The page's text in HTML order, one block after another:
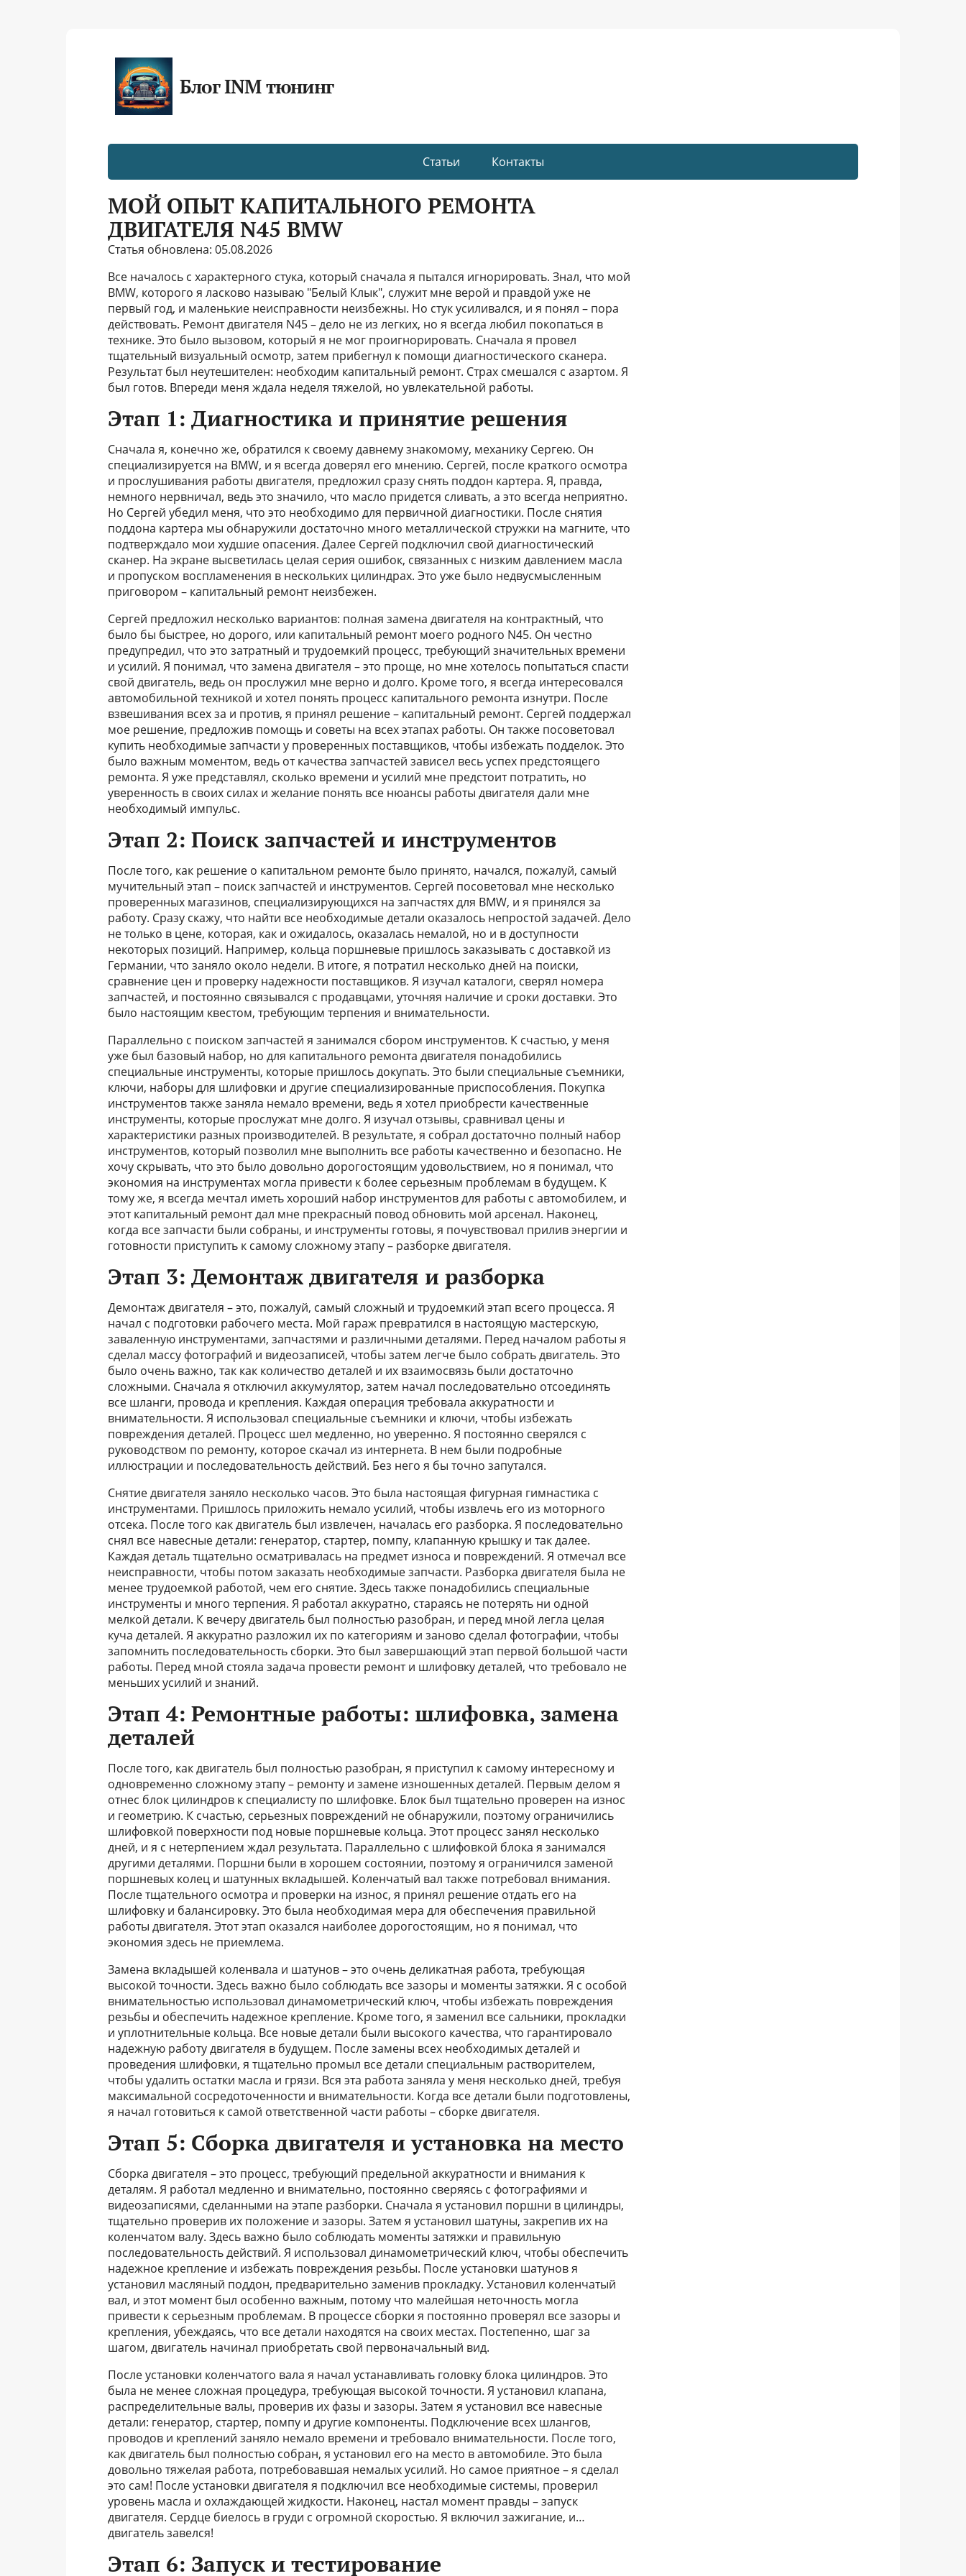
Блог INM тюнинг
Статьи Контакты
МОЙ ОПЫТ КАПИТАЛЬНОГО РЕМОНТА
ДВИГАТЕЛЯ N45 BMW
Статья обновлена: 05.08.2026
Все началось с характерного стука, который сначала я пытался игнорировать. Знал, что мой
BMW, которого я ласково называю "Белый Клык", служит мне верой и правдой уже не
первый год, и маленькие неисправности неизбежны. Но стук усиливался, и я понял – пора
действовать. Ремонт двигателя N45 – дело не из легких, но я всегда любил покопаться в
технике. Это было вызовом, который я не мог проигнорировать. Сначала я провел
тщательный визуальный осмотр, затем прибегнул к помощи диагностического сканера.
Результат был неутешителен: необходим капитальный ремонт. Страх смешался с азартом. Я
был готов. Впереди меня ждала неделя тяжелой, но увлекательной работы.
Этап 1: Диагностика и принятие решения
Сначала я, конечно же, обратился к своему давнему знакомому, механику Сергею. Он
специализируется на BMW, и я всегда доверял его мнению. Сергей, после краткого осмотра
и прослушивания работы двигателя, предложил сразу снять поддон картера. Я, правда,
немного нервничал, ведь это значило, что масло придется сливать, а это всегда неприятно.
Но Сергей убедил меня, что это необходимо для первичной диагностики. После снятия
поддона картера мы обнаружили достаточно много металлической стружки на магните, что
подтверждало мои худшие опасения. Далее Сергей подключил свой диагностический
сканер. На экране высветилась целая серия ошибок, связанных с низким давлением масла
и пропуском воспламенения в нескольких цилиндрах. Это уже было недвусмысленным
приговором – капитальный ремонт неизбежен.
Сергей предложил несколько вариантов: полная замена двигателя на контрактный, что
было бы быстрее, но дорого, или капитальный ремонт моего родного N45. Он честно
предупредил, что это затратный и трудоемкий процесс, требующий значительных времени
и усилий. Я понимал, что замена двигателя – это проще, но мне хотелось попытаться спасти
свой двигатель, ведь он прослужил мне верно и долго. Кроме того, я всегда интересовался
автомобильной техникой и хотел понять процесс капитального ремонта изнутри. После
взвешивания всех за и против, я принял решение – капитальный ремонт. Сергей поддержал
мое решение, предложив помощь и советы на всех этапах работы. Он также посоветовал
купить необходимые запчасти у проверенных поставщиков, чтобы избежать подделок. Это
было важным моментом, ведь от качества запчастей зависел весь успех предстоящего
ремонта. Я уже представлял, сколько времени и усилий мне предстоит потратить, но
уверенность в своих силах и желание понять все нюансы работы двигателя дали мне
необходимый импульс.
Этап 2: Поиск запчастей и инструментов
После того, как решение о капитальном ремонте было принято, начался, пожалуй, самый
мучительный этап – поиск запчастей и инструментов. Сергей посоветовал мне несколько
проверенных магазинов, специализирующихся на запчастях для BMW, и я принялся за
работу. Сразу скажу, что найти все необходимые детали оказалось непростой задачей. Дело
не только в цене, которая, как и ожидалось, оказалась немалой, но и в доступности
некоторых позиций. Например, кольца поршневые пришлось заказывать с доставкой из
Германии, что заняло около недели. В итоге, я потратил несколько дней на поиски,
сравнение цен и проверку надежности поставщиков. Я изучал каталоги, сверял номера
запчастей, и постоянно связывался с продавцами, уточняя наличие и сроки доставки. Это
было настоящим квестом, требующим терпения и внимательности.
Параллельно с поиском запчастей я занимался сбором инструментов. К счастью, у меня
уже был базовый набор, но для капитального ремонта двигателя понадобились
специальные инструменты, которые пришлось докупать. Это были специальные съемники,
ключи, наборы для шлифовки и другие специализированные приспособления. Покупка
инструментов также заняла немало времени, ведь я хотел приобрести качественные
инструменты, которые прослужат мне долго. Я изучал отзывы, сравнивал цены и
характеристики разных производителей. В результате, я собрал достаточно полный набор
инструментов, который позволил мне выполнить все работы качественно и безопасно. Не
хочу скрывать, что это было довольно дорогостоящим удовольствием, но я понимал, что
экономия на инструментах могла привести к более серьезным проблемам в будущем. К
тому же, я всегда мечтал иметь хороший набор инструментов для работы с автомобилем, и
этот капитальный ремонт дал мне прекрасный повод обновить мой арсенал. Наконец,
когда все запчасти были собраны, и инструменты готовы, я почувствовал прилив энергии и
готовности приступить к самому сложному этапу – разборке двигателя.
Этап 3: Демонтаж двигателя и разборка
Демонтаж двигателя – это, пожалуй, самый сложный и трудоемкий этап всего процесса. Я
начал с подготовки рабочего места. Мой гараж превратился в настоящую мастерскую,
заваленную инструментами, запчастями и различными деталями. Перед началом работы я
сделал массу фотографий и видеозаписей, чтобы затем легче было собрать двигатель. Это
было очень важно, так как количество деталей и их взаимосвязь были достаточно
сложными. Сначала я отключил аккумулятор, затем начал последовательно отсоединять
все шланги, провода и крепления. Каждая операция требовала аккуратности и
внимательности. Я использовал специальные съемники и ключи, чтобы избежать
повреждения деталей. Процесс шел медленно, но уверенно. Я постоянно сверялся с
руководством по ремонту, которое скачал из интернета. В нем были подробные
иллюстрации и последовательность действий. Без него я бы точно запутался.
Снятие двигателя заняло несколько часов. Это была настоящая фигурная гимнастика с
инструментами. Пришлось приложить немало усилий, чтобы извлечь его из моторного
отсека. После того как двигатель был извлечен, началась его разборка. Я последовательно
снял все навесные детали: генератор, стартер, помпу, клапанную крышку и так далее.
Каждая деталь тщательно осматривалась на предмет износа и повреждений. Я отмечал все
неисправности, чтобы потом заказать необходимые запчасти. Разборка двигателя была не
менее трудоемкой работой, чем его снятие. Здесь также понадобились специальные
инструменты и много терпения. Я работал аккуратно, стараясь не потерять ни одной
мелкой детали. К вечеру двигатель был полностью разобран, и перед мной легла целая
куча деталей. Я аккуратно разложил их по категориям и заново сделал фотографии, чтобы
запомнить последовательность сборки. Это был завершающий этап первой большой части
работы. Перед мной стояла задача провести ремонт и шлифовку деталей, что требовало не
меньших усилий и знаний.
Этап 4: Ремонтные работы: шлифовка, замена
деталей
После того, как двигатель был полностью разобран, я приступил к самому интересному и
одновременно сложному этапу – ремонту и замене изношенных деталей. Первым делом я
отнес блок цилиндров к специалисту по шлифовке. Блок был тщательно проверен на износ
и геометрию. К счастью, серьезных повреждений не обнаружили, поэтому ограничились
шлифовкой поверхности под новые поршневые кольца. Этот процесс занял несколько
дней, и я с нетерпением ждал результата. Параллельно с шлифовкой блока я занимался
другими деталями. Поршни были в хорошем состоянии, поэтому я ограничился заменой
поршневых колец и шатунных вкладышей. Коленчатый вал также потребовал внимания.
После тщательного осмотра и проверки на износ, я принял решение отдать его на
шлифовку и балансировку. Это была необходимая мера для обеспечения правильной
работы двигателя. Этот этап оказался наиболее дорогостоящим, но я понимал, что
экономия здесь не приемлема.
Замена вкладышей коленвала и шатунов – это очень деликатная работа, требующая
высокой точности. Здесь важно было соблюдать все зазоры и моменты затяжки. Я с особой
внимательностью использовал динамометрический ключ, чтобы избежать повреждения
резьбы и обеспечить надежное крепление. Кроме того, я заменил все сальники, прокладки
и уплотнительные кольца. Все новые детали были высокого качества, что гарантировало
надежную работу двигателя в будущем. После замены всех необходимых деталей и
проведения шлифовки, я тщательно промыл все детали специальным растворителем,
чтобы удалить остатки масла и грязи. Вся эта работа заняла у меня несколько дней, требуя
максимальной сосредоточенности и внимательности. Когда все детали были подготовлены,
я начал готовиться к самой ответственной части работы – сборке двигателя.
Этап 5: Сборка двигателя и установка на место
Сборка двигателя – это процесс, требующий предельной аккуратности и внимания к
деталям. Я работал медленно и внимательно, постоянно сверяясь с фотографиями и
видеозаписями, сделанными на этапе разборки. Сначала я установил поршни в цилиндры,
тщательно проверив их положение и зазоры. Затем я установил шатуны, закрепив их на
коленчатом валу. Здесь важно было соблюдать моменты затяжки и правильную
последовательность действий. Я использовал динамометрический ключ, чтобы обеспечить
надежное крепление и избежать повреждения резьбы. После установки шатунов я
установил масляный поддон, предварительно заменив прокладку. Установил коленчатый
вал, и этот момент был особенно важным, потому что малейшая неточность могла
привести к серьезным проблемам. В процессе сборки я постоянно проверял все зазоры и
крепления, убеждаясь, что все детали находятся на своих местах. Постепенно, шаг за
шагом, двигатель начинал приобретать свой первоначальный вид.
После установки коленчатого вала я начал устанавливать головку блока цилиндров. Это
была не менее сложная процедура, требующая высокой точности. Я установил клапана,
распределительные валы, проверив их фазы и зазоры. Затем я установил все навесные
детали: генератор, стартер, помпу и другие компоненты. Подключение всех шлангов,
проводов и креплений заняло немало времени и требовало внимательности. После того,
как двигатель был полностью собран, я установил его на место в автомобиле. Это была
довольно тяжелая работа, потребовавшая немалых усилий. Но самое приятное – я сделал
это сам! После установки двигателя я подключил все необходимые системы, проверил
уровень масла и охлаждающей жидкости. Наконец, настал момент правды – запуск
двигателя. Сердце биелось в груди с огромной скоростью. Я включил зажигание, и…
двигатель завелся!
Этап 6: Запуск и тестирование